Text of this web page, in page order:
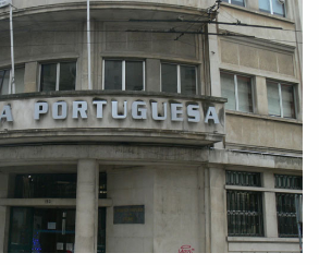
a
t
i
o
n